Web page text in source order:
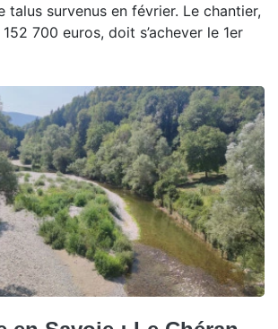
talus survenus en février. Le chantier,
700 euros, doit s’achever le 1er